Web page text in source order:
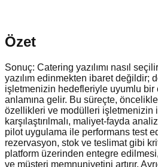
Özet
Sonuç: Catering yazılımı nasıl
yazılım edinmekten ibaret değildir;
işletmenizin hedefleriyle uyumlu bir
anlamına gelir. Bu süreçte, öncelikle
özellikleri ve modülleri işletmenizin
karşılaştırılmalı, maliyet-fayda
pilot uygulama ile performans test
rezervasyon, stok ve teslimat gibi
platform üzerinden entegre
ve müşteri memnuniyetini artırır.